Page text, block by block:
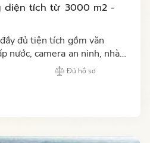
diện tích từ 3000 m2 -
đủ tiện tích gồm văn
nước, camera an ninh, nhà
internet, nhà để xe,
Đủ hồ sơ